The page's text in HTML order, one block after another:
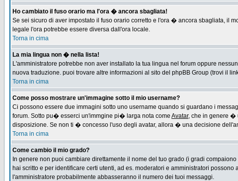
Ho cambiato il fuso orario ma l'ora � ancora sbagliata!
Se sei sicuro di aver impostato il fuso orario corretto e l'ora � ancora sbagliata, il
legale l'ora potrebbe essere diversa dall'ora locale.
Torna in cima
La mia lingua non � nella lista!
L'amministratore potrebbe non aver installato la tua lingua nel forum oppure
nuova traduzione. puoi trovare altre informazioni al sito del phpBB Group (trovi il
Torna in cima
Come posso mostrare un'immagine sotto il mio username?
Ci possono essere due immagini sotto uno username quando si guardano i
forum. Sotto pu� esserci un'immgine pi� larga nota come Avatar, che in genere �
disposizione. Se non ti � concesso l'uso degli avatar, allora � una decisione
Torna in cima
Come cambio il mio grado?
In genere non puoi cambiare direttamente il nome del tuo grado (i gradi
hai scritto e per identificare certi utenti, ad es. moderatori e amministratori
l'amministratore probabilmente abbasseranno il numero dei tuoi messaggi.